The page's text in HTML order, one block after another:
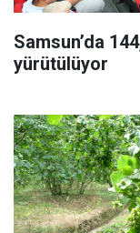
Samsun’da
yürütülüyor